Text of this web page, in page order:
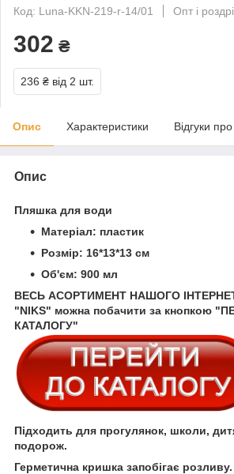
Код: Luna-KKN-219-r-14/01
Опт і
302 ₴
236 ₴ від 2 шт.
Опис Характеристики Відгуки
Опис
Пляшка для води
Матеріал: пластик
Розмір: 16*13*13 см
Об'єм: 900 мл
ВЕСЬ АСОРТИМЕНТ НАШОГО
"NIKS" можна побачити за кнопкою
КАТАЛОГУ"
Підходить для прогулянок, школи,
подорож.
Герметична кришка запобігає